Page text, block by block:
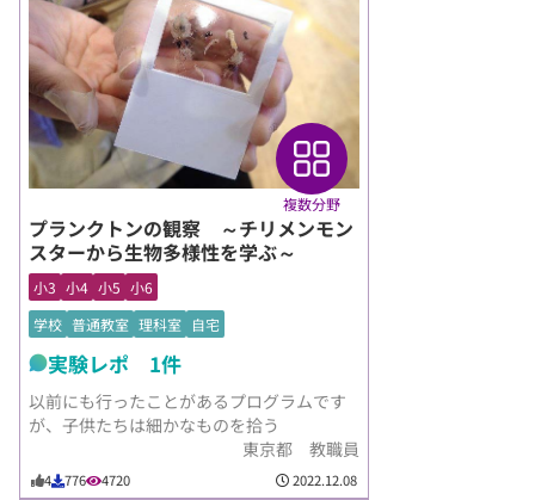
複数分野
プランクトンの観察 ～チリメンモン
スターから生物多様性を学ぶ～
小3 小4 小5 小6
学校 普通教室 理科室 自宅
実験レポ 1件
以前にも行ったことがあるプログラムです
が、子供たちは細かなものを拾う
東京都 教職員
4 776 4720 2022.12.08